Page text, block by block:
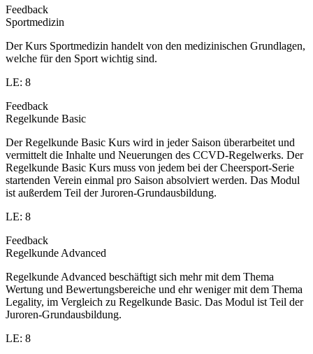
Feedback
Sportmedizin
Der Kurs Sportmedizin handelt von den medizinischen Grundlagen,
welche für den Sport wichtig sind.
LE: 8
Feedback
Regelkunde Basic
Der Regelkunde Basic Kurs wird in jeder Saison überarbeitet und
vermittelt die Inhalte und Neuerungen des CCVD-Regelwerks. Der
Regelkunde Basic Kurs muss von jedem bei der Cheersport-Serie
startenden Verein einmal pro Saison absolviert werden. Das Modul
ist außerdem Teil der Juroren-Grundausbildung.
LE: 8
Feedback
Regelkunde Advanced
Regelkunde Advanced beschäftigt sich mehr mit dem Thema
Wertung und Bewertungsbereiche und ehr weniger mit dem Thema
Legality, im Vergleich zu Regelkunde Basic. Das Modul ist Teil der
Juroren-Grundausbildung.
LE: 8